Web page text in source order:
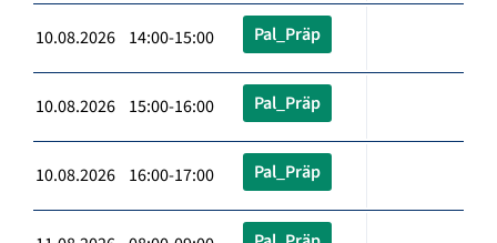
10.08.2026 14:00-15:00 Pal_Präp
10.08.2026 15:00-16:00 Pal_Präp
10.08.2026 16:00-17:00 Pal_Präp